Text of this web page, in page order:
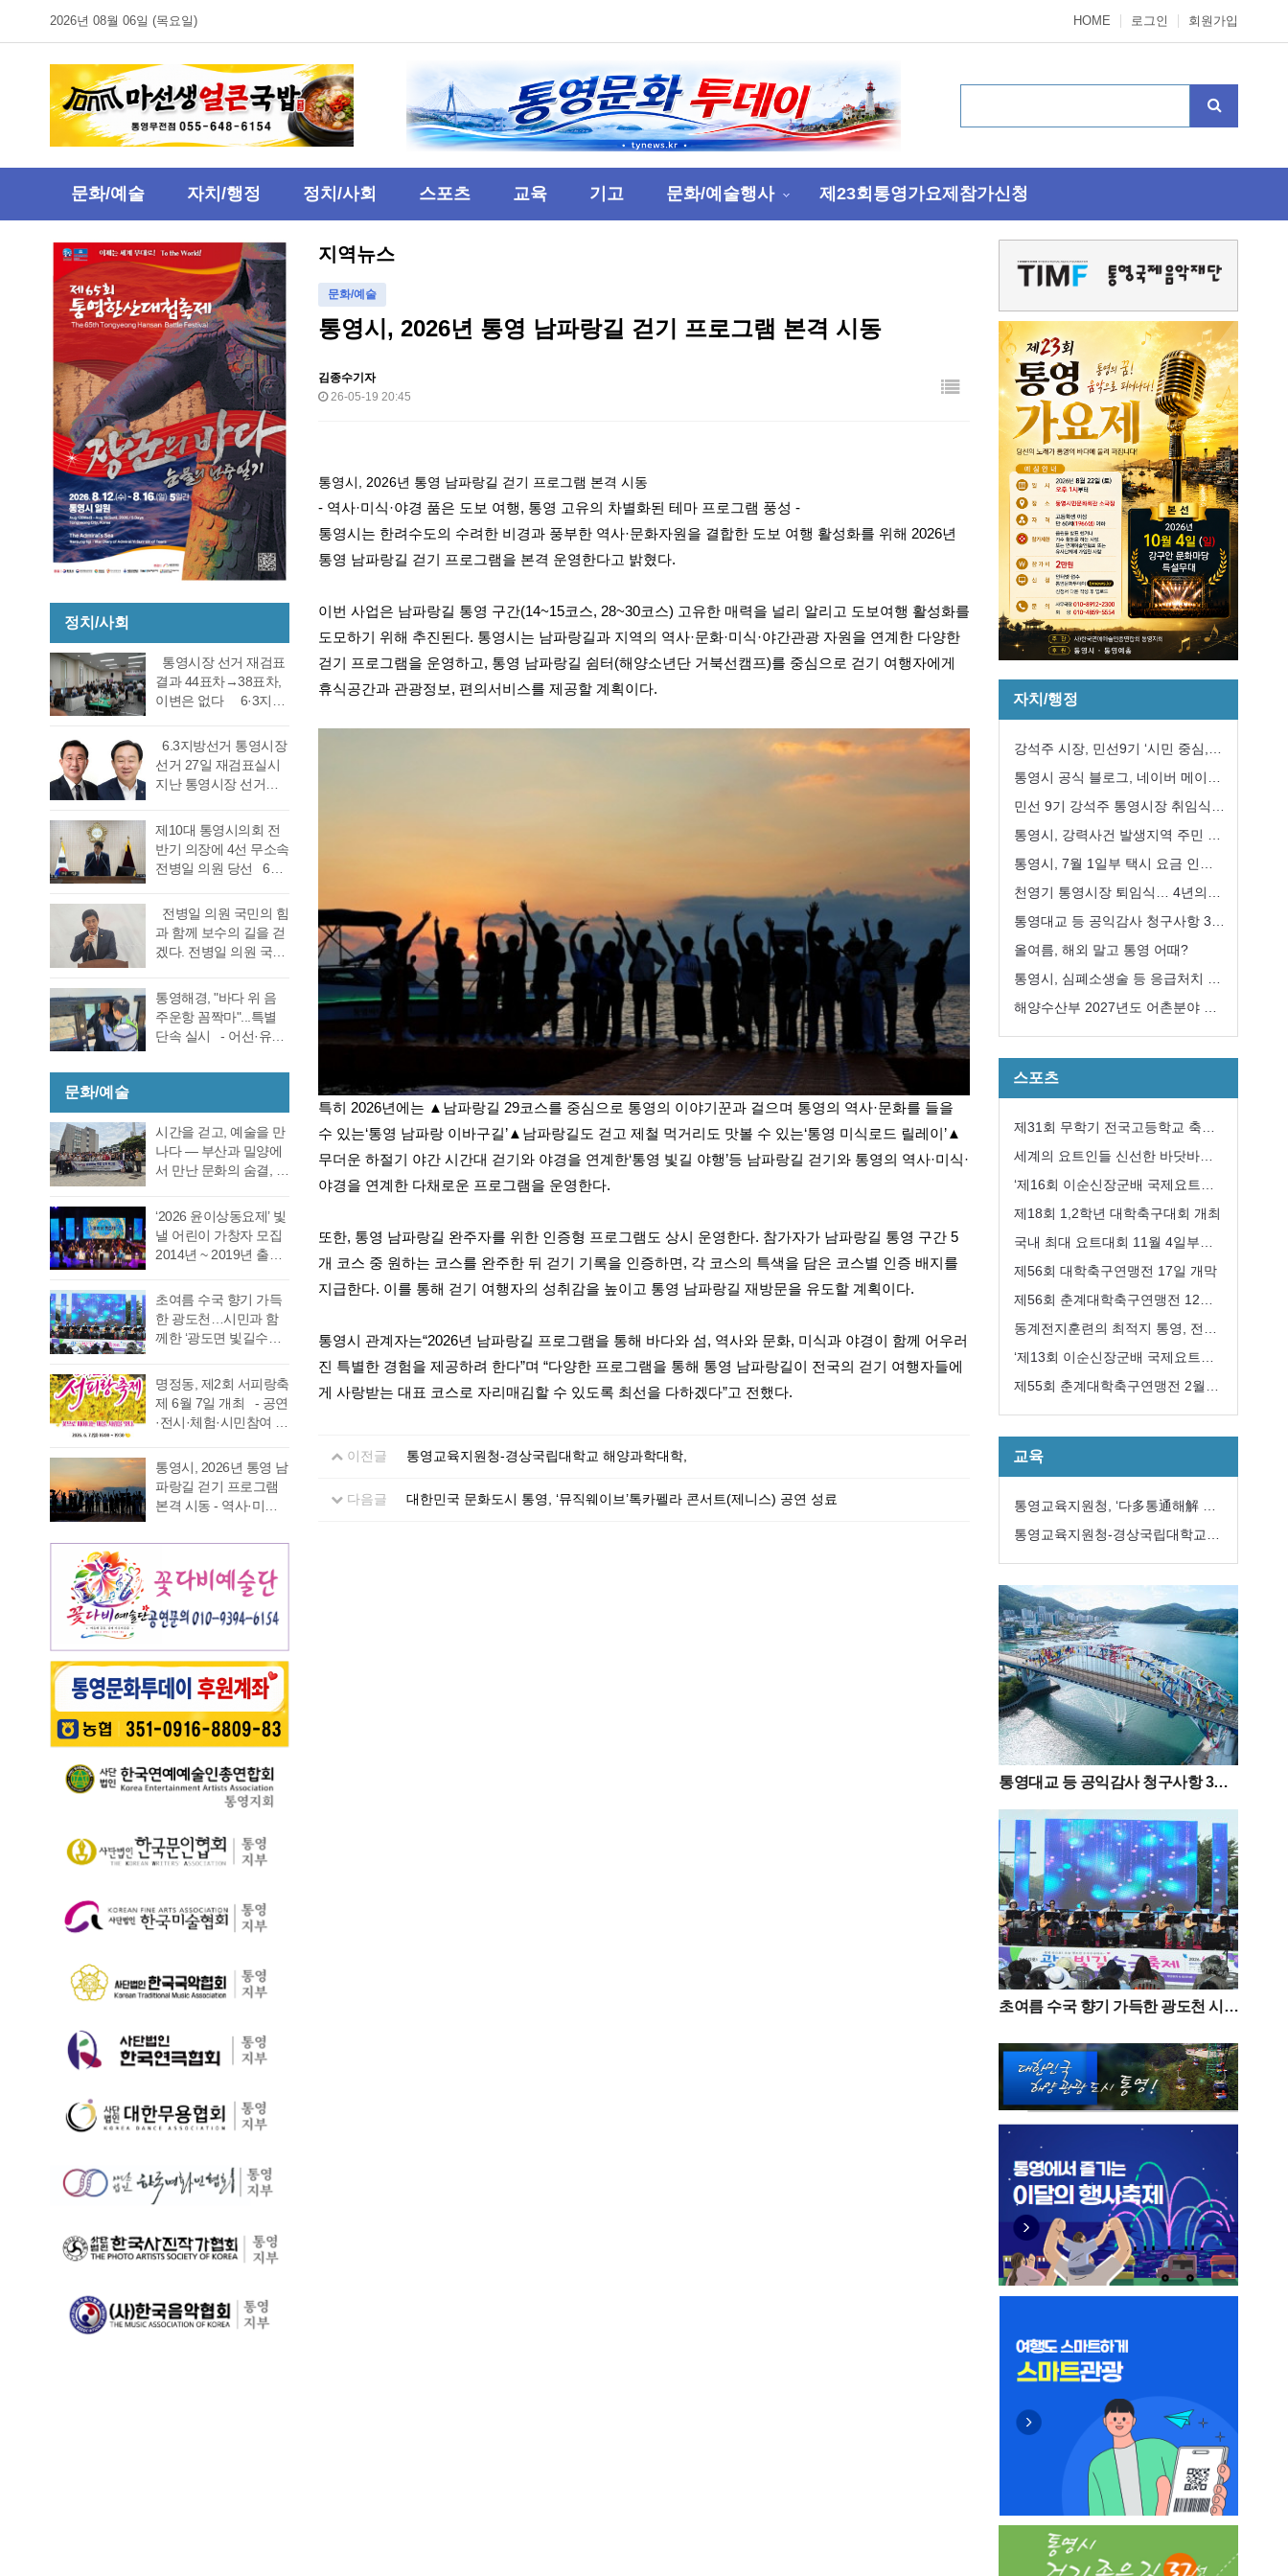
2026년 08월 06일 (목요일) HOME 로그인 회원가입
문화/예술 자치/행정 정치/사회 스포츠 교육 기고 문화/예술행사 제23회통영가요제참가신청
정치/사회
통영시장 선거 재검표
결과 44표차→38표차,
이변은 없다 6·3지방
검표 결과 강석주 시장
이 38표차로 6표가 변
동되었으나 천영기 당
는 창원시 성산구에 있
는 도선관위 청사 6층
대회의실에서 실시한
차에서 38표차로 더불
어민주당 강석주 시장
이 국민의힘 천영기 전
보는 기존과 동일, 천영
기 후보는 기존보다 6표
증가했다. 이로써 두 후
6.3지방선거 통영시장
선거 27일 재검표실시
지난 통영시장 선거에
서 0.06%(44표) 차이로
당락이 갈렸던 6.3지방
선거 통영시장선거 결
과에 대한 천영기 후보
드려져 경남선관위가
재검표를 결정했다. 경
남 선거관리위원회가
난 6·3 지방선거에서 44
표 차이로 당락이 갈린
통영시장 선거에 대한
남 선관위에서 하기로
27일 오후 2시 경남도
선관위 청사 6층 회의실
에서 전량 수작…
제10대 통영시의회 전
반기 의장에 4선 무소속
전병일 의원 당선 6일
거를 위한 제244회 임
시회를에서 4선 전병일
의원이 전반기 의장에
결을 펼친 무소속 전병
일 의원이 각각 등록해
정견 발표 이후 곧바로
원 7표로 통영시의회
회의규칙에 따른 재적
의원 과반수 득표자가
나오지 않았고 2차 투표
에서도 1차투료와 같이
정…
전병일 의원 국민의 힘
과 함께 보수의 길을 걷
겠다. 전병일 의원 국민
통영시 가선거구 전병
일 의원이 1일 오전 통
영시청 브리핑 룸에서
기자회견을 열고 통영
소회를 밝혔다. 전병일
위원은 “지난 지방선거
에서 대한민국 보수의
텃밭이라고 평가받던
시의회 개원 이후 처음
으로 진보진영인 민주
당이 과반 의석을 차지
었다. 이에 먼저 평생 보
수를 자처하던 저의 부
족함을 질책하…
통영해경, "바다 위 음
주운항 꼼짝마"...특별
단속 실시 - 어선·유도
대상, 음주운항 근절 총
여름철 해양관광객 증
가와 금어기 해제에 따
른 출어선 증가로 음주
운항 사고 발생이 우려
부터 8월 28일(금)까지
71일간 음주운항 특별
단속을 실시한다고 밝
혔다. 최근 3년간
음주운항 단속 현황을
분석한 결과, 본격적인
조업이 시작되는 봄철
운항이 지속적으로 발
생했으며, 특히 여름철
적발 …
문화/예술
시간을 걷고, 예술을 만
나다 ― 부산과 밀양에
서 만난 문화의 숨결, 그
은 길을 따라 움직이지
만, 마음은 시간을 따라
걷는다. 어떤 여행은 낯
선 풍경을 만나기 위해
래도록 마음속에 품어
온 질문의 답을 찾기 위
해 길을 나선다. 이번 여
다. 역사와 예술을 만나
고, 그 속에서 통영의 내
일을 그려 보기 위한 작
다. 2026년 7월 17일,
아침 여덟 시. 무전동
열방교회 앞에는 두 대
의 버스가 숨고르기를
‘2026 윤이상동요제’ 빛
낼 어린이 가창자 모집
2014년 ~ 2019년 출생
가능 통영국제음악재
단(이사장 강석주)이 오
는 9월 19일 개최하는
를 모집한다. ‘윤이상
동요제’는 통영국제음
악재단이 세계적인 작
악적 유산을 계승하고
자 시작한 사업으로, 어
린이들에게 음악 교육
동요를 보급하기 위해
있다. 윤이상 선생은 현
대음악의 거장으로 널
리 알려져 있지만, 해방
초여름 수국 향기 가득
한 광도천…시민과 함
께한 ‘광도면 빛길수국
정취가 절정에 이른 6월
20일 통영시 광도면(면
장 노승욱) 광도천 일원
에서는 형형색색의 수
많은 시민과 관광객이
찾은 「광도면 빛길수
국축제」가 성황리에
라 만개한 수국길은 동
심의 세계를 느끼게 하
고 연인은 물론 가족들
과 나들이 나온 이들의
미소함께 발길을 사로
빛, 하늘빛 수국이 어우
러진 산책로는 곳곳이
사진 명소로 변하며 꽃
길을 걷는 이들의 웃음
소리가…
명정동, 제2회 서피랑축
제 6월 7일 개최 - 공연
·전시·체험·시민참여 프
사 마련 명정동주민자
치위원회(위원장 이진
숙)가 주최·주관하는
까지 서피랑공원 일대
에서 개최된다. 이번 축
제는 통영시, 명정동, 명
정동자생단체가 후원하
고 지역 주민과 관광객
이 함께 어울려 서피랑
의 매력을 즐길 수 있는
주민 참여형 축제로 구
성한다는 계획이다. 행
사에서는 길놀이를 시
작으로 충렬초등학교
학생들의 우쿨렐레 발
표공연과 명정동 주민
통영시, 2026년 통영 남
파랑길 걷기 프로그램
본격 시동 - 역사·미식·
영 고유의 차별화된 테
영시는 한려수도의 수
려한 비경과 풍부한 역
사·문화자원을 결합한
해 2026년 통영 남파랑
길 걷기 프로그램을 본
격 운영한다고 밝혔다.
이번 사업은 남파랑길
통영 구간(14~15코스,
력을 널리 알리고 도보
여행 활성화를 도모하
기 위해 추진된다. 통영
의 역사·문화·미식·야간
관광 자원을 연계한 다
운영하고, 통영 …
지역뉴스
문화/예술
통영시, 2026년 통영 남파랑길 걷기 프로그램 본격 시동
김종수기자
26-05-19 20:45
통영시, 2026년 통영 남파랑길 걷기 프로그램 본격 시동
- 역사·미식·야경 품은 도보 여행, 통영 고유의 차별화된 테마 프로그램 풍성 -
통영시는 한려수도의 수려한 비경과 풍부한 역사·문화자원을 결합한 도보 여행 활성화를 위해 2026년
통영 남파랑길 걷기 프로그램을 본격 운영한다고 밝혔다.
이번 사업은 남파랑길 통영 구간(14~15코스, 28~30코스) 고유한 매력을 널리 알리고 도보여행 활성화를
도모하기 위해 추진된다. 통영시는 남파랑길과 지역의 역사·문화·미식·야간관광 자원을 연계한 다양한
걷기 프로그램을 운영하고, 통영 남파랑길 쉼터(해양소년단 거북선캠프)를 중심으로 걷기 여행자에게
휴식공간과 관광정보, 편의서비스를 제공할 계획이다.
특히 2026년에는 ▲남파랑길 29코스를 중심으로 통영의 이야기꾼과 걸으며 통영의 역사·문화를 들을
수 있는‘통영 남파랑 이바구길’▲남파랑길도 걷고 제철 먹거리도 맛볼 수 있는‘통영 미식로드 릴레이’▲
무더운 하절기 야간 시간대 걷기와 야경을 연계한‘통영 빛길 야행’등 남파랑길 걷기와 통영의 역사·미식·
야경을 연계한 다채로운 프로그램을 운영한다.
또한, 통영 남파랑길 완주자를 위한 인증형 프로그램도 상시 운영한다. 참가자가 남파랑길 통영 구간 5
개 코스 중 원하는 코스를 완주한 뒤 걷기 기록을 인증하면, 각 코스의 특색을 담은 코스별 인증 배지를
지급한다. 이를 통해 걷기 여행자의 성취감을 높이고 통영 남파랑길 재방문을 유도할 계획이다.
통영시 관계자는“2026년 남파랑길 프로그램을 통해 바다와 섬, 역사와 문화, 미식과 야경이 함께 어우러
진 특별한 경험을 제공하려 한다”며 “다양한 프로그램을 통해 통영 남파랑길이 전국의 걷기 여행자들에
게 사랑받는 대표 코스로 자리매김할 수 있도록 최선을 다하겠다”고 전했다.
이전글 통영교육지원청-경상국립대학교 해양과학대학,
다음글 대한민국 문화도시 통영, ‘뮤직웨이브’톡카펠라 콘서트(제니스) 공연 성료
자치/행정
강석주 시장, 민선9기 ‘시민 중심,
강한 통영’구현 첫 걸음
통영시 공식 블로그, 네이버 메이트
국내여행 분야 선정
민선 9기 강석주 통영시장 취임식
개최
통영시, 강력사건 발생지역 주민 긴
급 지원대책 추진
통영시, 7월 1일부 택시 요금 인
상... 기본요금 4,600원
천영기 통영시장 퇴임식… 4년의
여정 마무리
통영대교 등 공익감사 청구사항 3
건“감사 필요성 없다”
올여름, 해외 말고 통영 어때?
통영시, 심폐소생술 등 응급처치 교
육 희망자 모집
해양수산부 2027년도 어촌분야 일
반농산어촌개발사업 ‘신봉권역단위
스포츠
제31회 무학기 전국고등학교 축구
대회 성공리에 개최
세계의 요트인들 신선한 바닷바람
과 수산물에 한껏 취해
‘제16회 이순신장군배 국제요트대
회’ 개최
제18회 1,2학년 대학축구대회 개최
국내 최대 요트대회 11월 4일부터
8일까지 통영 한산도 앞바다에서
개최
제56회 대학축구연맹전 17일 개막
제56회 춘계대학축구연맹전 12일
개막
동계전지훈련의 최적지 통영, 전국
에서 모이다
‘제13회 이순신장군배 국제요트대
회’ 내달 8일개막
제55회 춘계대학축구연맹전 2월
12일 개막
교육
통영교육지원청, ‘다多통通해解 학
생맞춤통합지원 전문자문위원단’구
성
통영교육지원청-경상국립대학교
해양과학대학,
통영대교 등 공익감사 청구사항 3
초여름 수국 향기 가득한 광도천 시민